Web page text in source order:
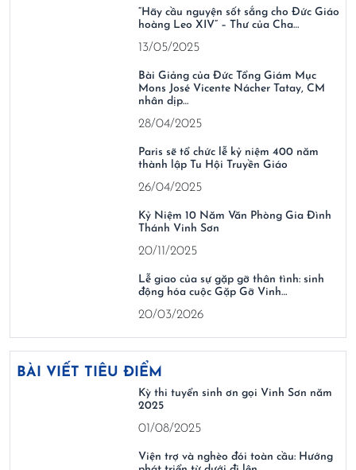
“Hãy cầu nguyện sốt sắng cho Đức Giáo
hoàng Leo XIV” – Thư của Cha…
13/05/2025
Bài Giảng của Đức Tổng Giám Mục
Mons José Vicente Nácher Tatay, CM
nhân dịp…
28/04/2025
Paris sẽ tổ chức lễ kỷ niệm 400 năm
thành lập Tu Hội Truyền Giáo
26/04/2025
Kỷ Niệm 10 Năm Văn Phòng Gia Đình
Thánh Vinh Sơn
20/11/2025
Lễ giao của sự gặp gỡ thân tình: sinh
động hóa cuộc Gặp Gỡ Vinh…
20/03/2026
BÀI VIẾT TIÊU ĐIỂM
Kỳ thi tuyển sinh ơn gọi Vinh Sơn năm
2025
01/08/2025
Viện trợ và nghèo đói toàn cầu: Hướng